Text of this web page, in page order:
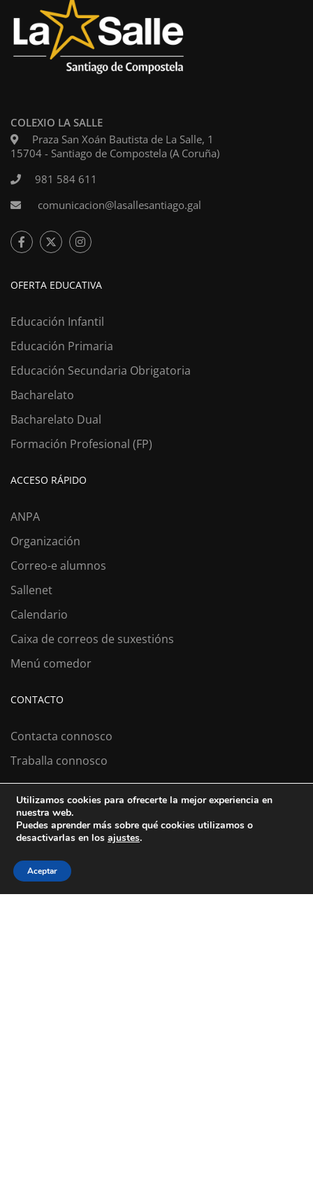
COLEXIO LA SALLE
Praza San Xoán Bautista de La Salle, 1
15704 - Santiago de Compostela (A Coruña)
981 584 611
comunicacion@lasallesantiago.gal
OFERTA EDUCATIVA
Educación Infantil
Educación Primaria
Educación Secundaria Obrigatoria
Bacharelato
Bacharelato Dual
Formación Profesional (FP)
ACCESO RÁPIDO
ANPA
Organización
Correo-e alumnos
Sallenet
Calendario
Caixa de correos de suxestións
Menú comedor
CONTACTO
Contacta connosco
Traballa connosco
Colexio La Salle Santiago
Aviso Legal
Política de cookies
Política de privacidad
Utilizamos cookies para ofrecerte la mejor experiencia en
nuestra web.
Puedes aprender más sobre qué cookies utilizamos o
desactivarlas en los ajustes.
Aceptar